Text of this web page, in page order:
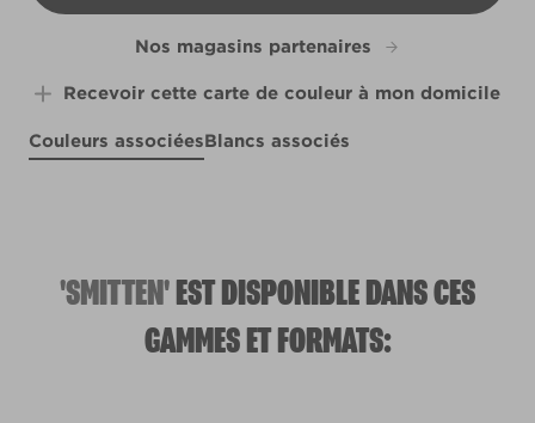
Nos magasins partenaires
Recevoir cette carte de couleur à mon domicile
Couleurs associéesBlancs associés
'SMITTEN' EST DISPONIBLE DANS CES
GAMMES ET FORMATS: